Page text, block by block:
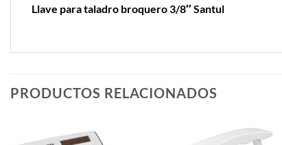
Llave para taladro broquero 3/8″ Santul
PRODUCTOS RELACIONADOS